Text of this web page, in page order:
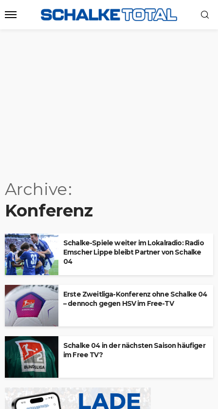
Archive
Konferenz
Schalke-Spiele weiter im Lokalradio: Radio
Emscher Lippe bleibt Partner von Schalke
04
Erste Zweitliga-Konferenz ohne Schalke 04
– dennoch gegen HSV im Free-TV
Schalke 04 in der nächsten Saison häufiger
im Free TV?